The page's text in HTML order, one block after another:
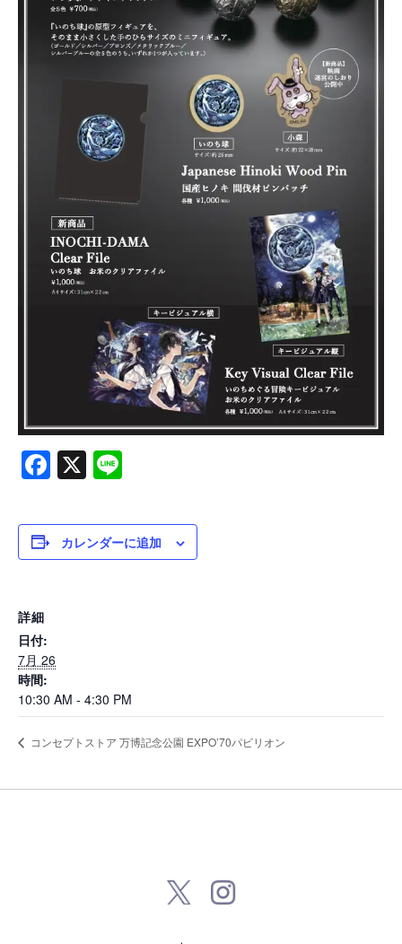
Journal
Interview
Online
Shop
Company
info
Facebook
X
カレンダーに追加
詳細
日付:
7月 26
時間:
10:30 AM - 4:30 PM
コンセプトストア 万博記念公園 EXPO’70パビリオン